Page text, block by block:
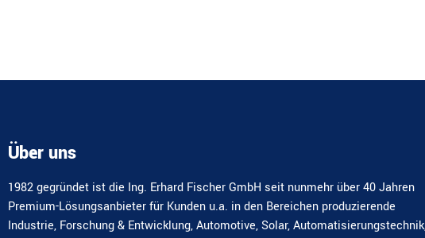
Über uns
1982 gegründet ist die Ing. Erhard Fischer GmbH seit nunmehr über 40 Jahren
Premium-Lösungsanbieter für Kunden u.a. in den Bereichen produzierende
Industrie, Forschung & Entwicklung, Automotive, Solar,